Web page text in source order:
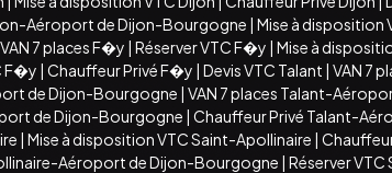
Aéroport de Dijon-Bourgogne | Mise à
VAN 7 places F�y | Réserver VTC F�y | Mise à
F�y | Chauffeur Privé F�y | Devis VTC Talant | VAN 7
de Dijon-Bourgogne | VAN 7 places Talant-
de Dijon-Bourgogne | Chauffeur Privé Talant-
| Mise à disposition VTC Saint-Apollinaire |
Aéroport de Dijon-Bourgogne | Réserver